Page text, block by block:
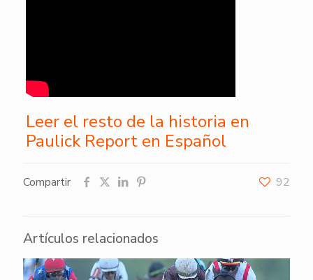
Leer el resto de la historia en
Paulick Report en Español
Compartir 92
Artículos relacionados